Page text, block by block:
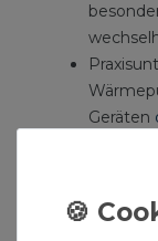
Geräten
Komfort